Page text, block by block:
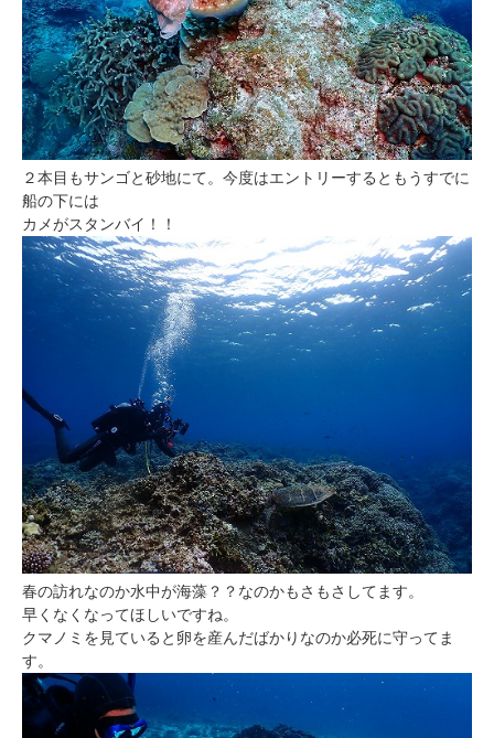
２本目もサンゴと砂地にて。今度はエントリーするともうすでに
船の下には
カメがスタンバイ！！
春の訪れなのか水中が海藻？？なのかもさもさしてます。
早くなくなってほしいですね。
クマノミを見ていると卵を産んだばかりなのか必死に守ってま
す。